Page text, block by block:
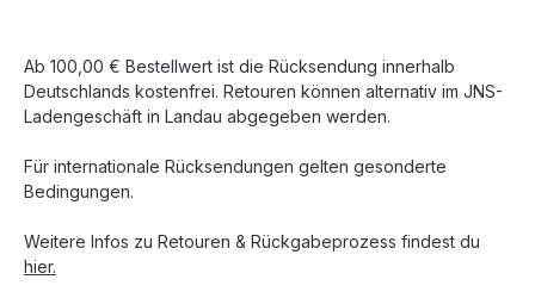
Ab 100,00 € Bestellwert ist die Rücksendung innerhalb
Deutschlands kostenfrei. Retouren können alternativ im JNS-
Ladengeschäft in Landau abgegeben werden.
Für internationale Rücksendungen gelten gesonderte
Bedingungen.
Weitere Infos zu Retouren & Rückgabeprozess findest du
hier.